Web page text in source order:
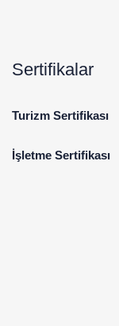
Sertifikalar
Turizm Sertifikası
İşletme Sertifikası